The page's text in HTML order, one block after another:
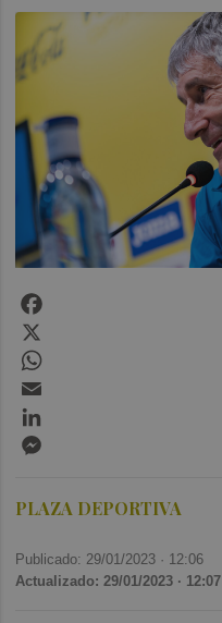
PLAZA DEPORTIVA
Publicado: 29/01/2023 · 12:06
Actualizado: 29/01/2023 · 12:07